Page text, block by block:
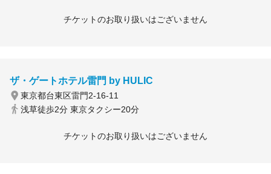
チケットのお取り扱いはございません
ザ・ゲートホテル雷門 by HULIC
東京都台東区雷門2-16-11
浅草徒歩2分 東京タクシー20分
チケットのお取り扱いはございません